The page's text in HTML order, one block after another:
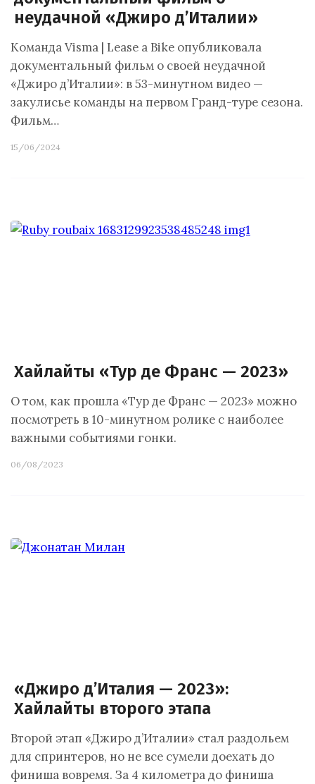
неудачной «Джиро д’Италии»
Команда Visma | Lease a Bike опубликовала
документальный фильм о своей неудачной
«Джиро д’Италии»: в 53-минутном видео —
закулисье команды на первом Гранд-туре сезона.
Фильм…
15/06/2024
Хайлайты «Тур де Франс — 2023»
О том, как прошла «Тур де Франс — 2023» можно
посмотреть в 10-минутном ролике с наиболее
важными событиями гонки.
06/08/2023
«Джиро д’Италия — 2023»:
Хайлайты второго этапа
Второй этап «Джиро д’Италии» стал раздольем
для спринтеров, но не все сумели доехать до
финиша вовремя. За 4 километра до финиша